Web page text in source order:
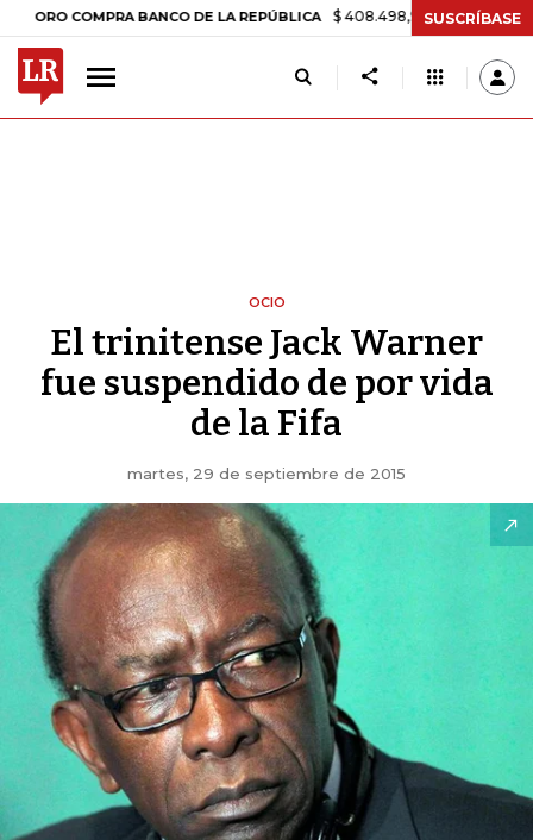
COMPRA BANCO DE LA REPÚBLICA $ 408.498,97 +$ 8.753,81 +2,19%
SUSCRÍBASE
OCIO
El trinitense Jack Warner
fue suspendido de por vida
de la Fifa
martes, 29 de septiembre de 2015